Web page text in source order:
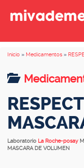
Inicio » Medicamentos »
Laboratorio La Roche-posay
MASCARA DE VOLUMEN